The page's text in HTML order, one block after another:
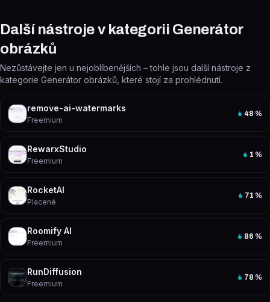
Další nástroje v kategorii Generátor
obrázků
Nezůstávejte jen u nejoblíbenějších – tohle jsou další nástroje z
kategorie Generátor obrázků, které stojí za prohlédnutí.
remove-ai-watermarks
Freemium
48 %
RewarxStudio
Freemium
1 %
RocketAI
Placené
71 %
Roomify AI
Freemium
86 %
RunDiffusion
Freemium
78 %